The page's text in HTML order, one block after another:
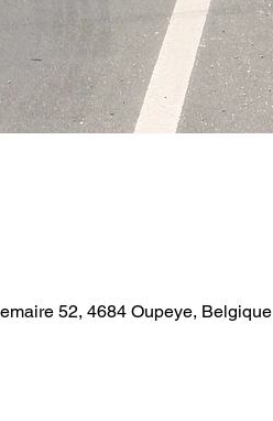
52, 4684 Oupeye, Belgique